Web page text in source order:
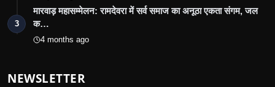
3
मारवाड़ महासम्मेलन: रामदेवरा में सर्व समाज का अनूठा एकता संगम, जल
क…
4 months ago
NEWSLETTER